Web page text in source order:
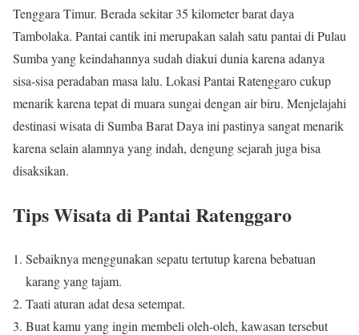
Tenggara Timur. Berada sekitar 35 kilometer barat daya
Tambolaka. Pantai cantik ini merupakan salah satu pantai di Pulau
Sumba yang keindahannya sudah diakui dunia karena adanya
sisa-sisa peradaban masa lalu. Lokasi Pantai Ratenggaro cukup
menarik karena tepat di muara sungai dengan air biru. Menjelajahi
destinasi wisata di Sumba Barat Daya ini pastinya sangat menarik
karena selain alamnya yang indah, dengung sejarah juga bisa
disaksikan.
Tips Wisata di Pantai Ratenggaro
Sebaiknya menggunakan sepatu tertutup karena bebatuan
karang yang tajam.
Taati aturan adat desa setempat.
Buat kamu yang ingin membeli oleh-oleh, kawasan tersebut